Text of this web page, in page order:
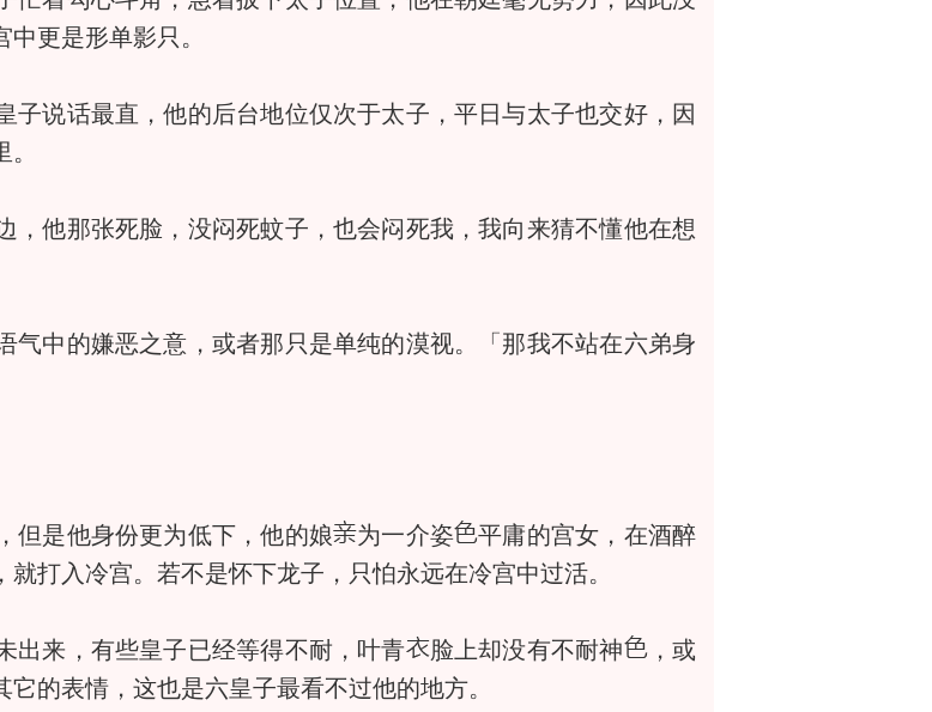
更是形单影只。
说话最直，他的后台地位仅次于太子，平日与太子也交好，因
，他那张死脸，没闷死蚊子，也会闷死我，我向来猜不懂他在想
气中的嫌恶之意，或者那只是单纯的漠视。「那我不站在六弟身
但是他身份更为低下，他的娘 为一介姿
平庸的宫女，在酒醉
打入冷宫。若不是怀下龙子，只怕永远在冷宫中过活。
来，有些皇子已经等得不耐，叶青 脸上却没有不耐神
，或
的表情，这也是六皇子最看不过他的地方。